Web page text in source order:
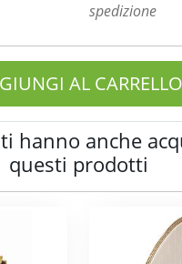
spedizione
AL CARRELLO
hanno anche
questi prodotti